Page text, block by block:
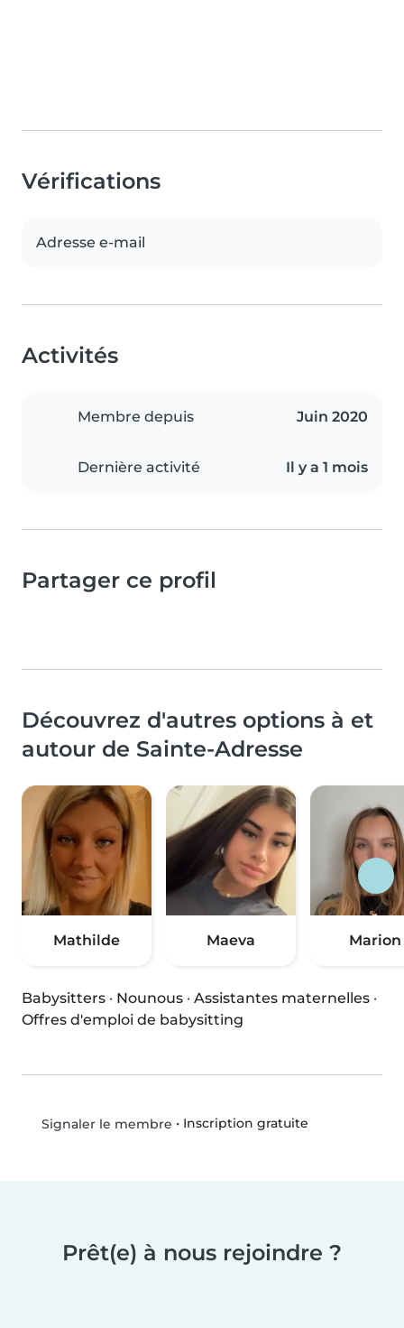
Vérifications
Adresse e-mail
Activités
Membre depuis Juin 2020
Dernière activité Il y a 1 mois
Partager ce profil
Découvrez d'autres options à et
autour de Sainte-Adresse
Mathilde Maeva Marion
Babysitters · Nounous · Assistantes maternelles ·
Offres d'emploi de babysitting
Signaler le membre • Inscription gratuite
Prêt(e) à nous rejoindre ?